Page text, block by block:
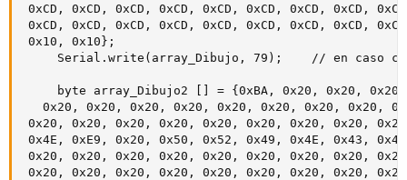
0xCD, 0xCD, 0xCD, 0xCD, 0xCD, 0xCD, 0xCD, 0xCD,
0xCD, 0xCD, 0xCD, 0xCD, 0xCD, 0xCD, 0xCD, 0xCD,
0x10, 0x10};
Serial.write(array_Dibujo, 79);    // en caso
byte array_Dibujo2 [] = {0xBA, 0x20, 0x20,
0x20, 0x20, 0x20, 0x20, 0x20, 0x20, 0x20, 0x20,
0x20, 0x20, 0x20, 0x20, 0x20, 0x20, 0x20, 0x20,
0x4E, 0xE9, 0x20, 0x50, 0x52, 0x49, 0x4E, 0x43,
0x20, 0x20, 0x20, 0x20, 0x20, 0x20, 0x20, 0x20,
0x20, 0x20, 0x20, 0x20, 0x20, 0x20, 0x20, 0x20,